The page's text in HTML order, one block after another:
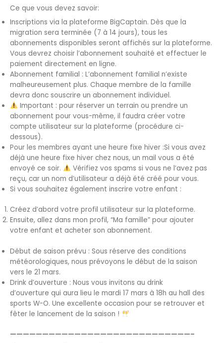
Ce que vous devez savoir:
Inscriptions via la plateforme BigCaptain. Dès que la
migration sera terminée (7 à 14 jours), tous les
abonnements disponibles seront affichés sur la plateforme.
Vous devrez choisir l’abonnement souhaité et effectuer le
paiement directement en ligne.
Abonnement familial : L’abonnement familial n’existe
malheureusement plus. Chaque membre de la famille
devra donc souscrire un abonnement individuel.
Important : pour réserver un terrain ou prendre un
abonnement pour vous-même, il faudra créer votre
compte utilisateur sur la plateforme (procédure ci-
dessous).
Pour les membres ayant une heure fixe hiver :Si vous avez
déjà une heure fixe hiver chez nous, un mail vous a été
envoyé ce soir.
Vérifiez vos spams si vous ne l’avez pas
reçu, car un nom d’utilisateur a déjà été créé pour vous.
Si vous souhaitez également inscrire votre enfant :
Créez d’abord votre profil utilisateur sur la plateforme.
Ensuite, allez dans mon profil, “Ma famille” pour ajouter
votre enfant et acheter son abonnement.
Début de saison prévu : Sous réserve des conditions
météorologiques, nous prévoyons le début de la saison
vers le 21 mars.
Drink d’ouverture : Nous vous invitons au drink
d’ouverture qui aura lieu le mardi 17 mars à 18h au hall des
sports W-O. Une excellente occasion pour se retrouver et
fêter le lancement de la saison !
————————————————————————————–